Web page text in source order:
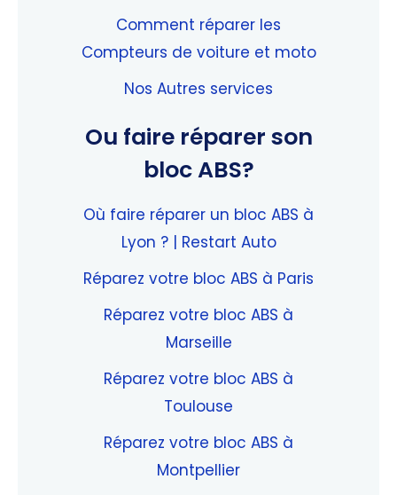
Comment réparer les
Compteurs de voiture et moto
Nos Autres services
Ou faire réparer son
bloc ABS?
Où faire réparer un bloc ABS à
Lyon ? | Restart Auto
Réparez votre bloc ABS à Paris
Réparez votre bloc ABS à
Marseille
Réparez votre bloc ABS à
Toulouse
Réparez votre bloc ABS à
Montpellier